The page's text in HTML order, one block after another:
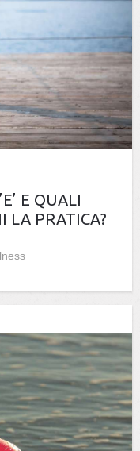
E QUALI
LA PRATICA?